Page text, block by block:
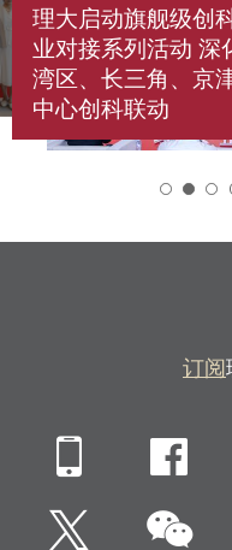
理大启动旗舰级创
业对接系列活动 深
湾区、长三角、京
中心创科联动
订阅
Mobile
Twitter